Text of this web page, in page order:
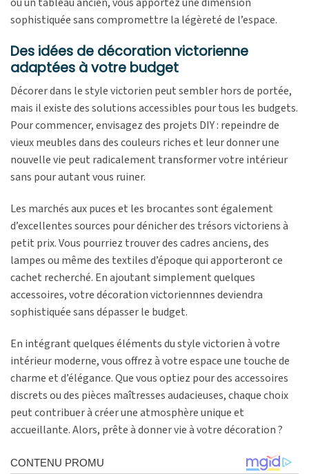
sophistiquée sans compromettre la légèreté de l’espace.
Des idées de décoration victorienne
adaptées à votre budget
Décorer dans le style victorien peut sembler hors de portée,
mais il existe des solutions accessibles pour tous les budgets.
Pour commencer, envisagez des projets DIY : repeindre de
vieux meubles dans des couleurs riches et leur donner une
nouvelle vie peut radicalement transformer votre intérieur
sans pour autant vous ruiner.
Les marchés aux puces et les brocantes sont également
d’excellentes sources pour dénicher des trésors victoriens à
petit prix. Vous pourriez trouver des cadres anciens, des
lampes ou même des textiles d’époque qui apporteront ce
cachet recherché. En ajoutant simplement quelques
accessoires, votre décoration victoriennnes deviendra
sophistiquée sans dépasser le budget.
En intégrant quelques éléments du style victorien à votre
intérieur moderne, vous offrez à votre espace une touche de
charme et d’élégance. Que vous optiez pour des accessoires
discrets ou des pièces maîtresses audacieuses, chaque choix
peut contribuer à créer une atmosphère unique et
accueillante. Alors, prête à donner vie à votre décoration ?